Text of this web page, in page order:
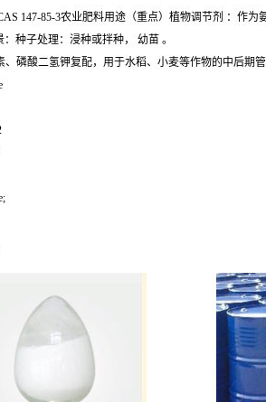
147-85-3农业肥料用途（重点）植物调节剂 ：作为
：种子处理：浸种或拌种， 幼苗 。
、磷酸二氢钾复配，用于水稻、小麦等作物的中后期管